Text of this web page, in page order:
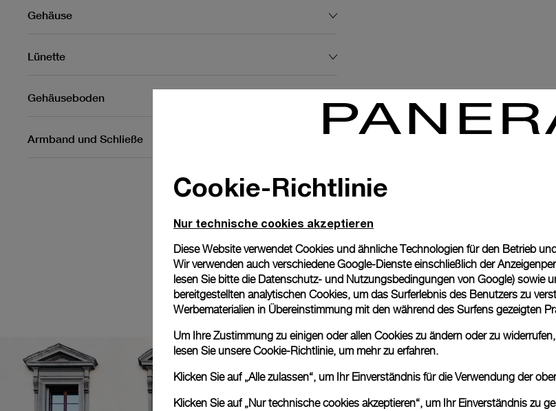
Gehäuse
Lünette
Gehäuseboden
Armband und Schließe
Cookie-Richtlinie
Nur technische cookies akzeptieren
Diese Website verwendet Cookies und ähnliche Technologien für den Betrieb
Wir verwenden auch verschiedene Google-Dienste einschließlich der
lesen Sie bitte die Datenschutz- und Nutzungsbedingungen von Google) sowie
bereitgestellten analytischen Cookies, um das Surferlebnis des Benutzers zu
Werbematerialien in Übereinstimmung mit den während des Surfens gezeigten
Um Ihre Zustimmung zu einigen oder allen Cookies zu ändern oder zu
lesen Sie unsereCookie-Richtlinie, um mehr zu erfahren.
Klicken Sie auf „Alle zulassen“, um Ihr Einverständnis für die Verwendung der
Klicken Sie auf „Nur technische cookies akzeptieren“, um Ihr Einverständnis zu